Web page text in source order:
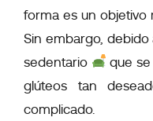
forma es un objetivo
Sin embargo, debido
sedentario
que se
glúteos tan
complicado.